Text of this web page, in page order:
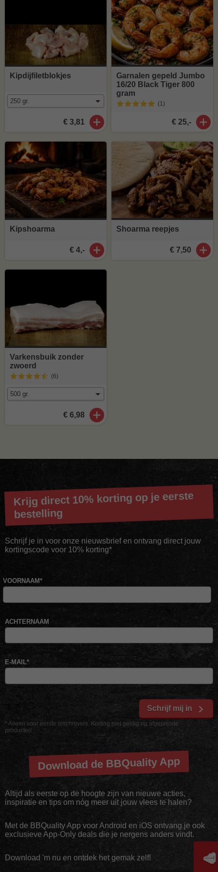
Kipdijfiletblokjes
€ 3,81
Garnalen gepeld Jumbo
16/20 Black Tiger 800
gram
(1)
€ 25,-
Kipshoarma
€ 4,-
Shoarma reepjes
€ 7,50
Varkensbuik zonder
zwoerd
(6)
€ 6,98
Krijg direct 10% korting op je eerste
bestelling
Schrijf je in voor onze nieuwsbrief en ontvang direct jouw
kortingscode voor 10% korting*
* Alleen voor eerste inschrijvers. Korting niet geldig op afgeprijsde
producten
VOORNAAM*
ACHTERNAAM
E-MAIL*
Schrijf mij in
Download de BBQuality App
Altijd als eerste op de hoogte zijn van nieuwe acties,
inspiratie en tips om nóg meer uit jouw vlees te halen?
Met de BBQuality App voor Android en iOS ontvang je ook
exclusieve App-Only deals die je nergens anders vindt.
Download 'm nu en ontdek het gemak zelf! 🥩